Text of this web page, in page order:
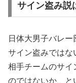
サイン盗み説
日体大男子バレ
サイン盗みではな
相手チームのサイ
のではないか、と